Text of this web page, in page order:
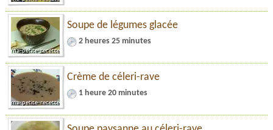
Soupe de légumes glacée
2 heures 25 minutes
Crème de céleri-rave
1 heure 20 minutes